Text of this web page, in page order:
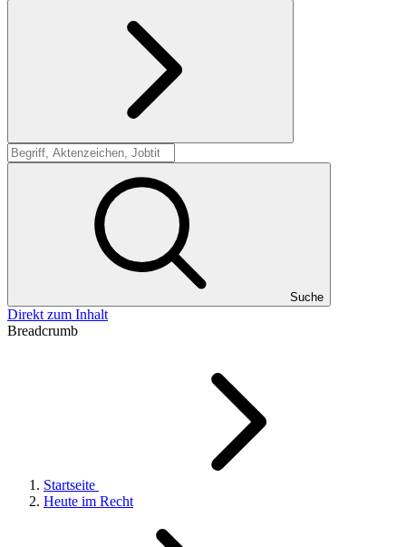
Suche
Suche
Direkt zum Inhalt
Breadcrumb
Startseite
Heute im Recht